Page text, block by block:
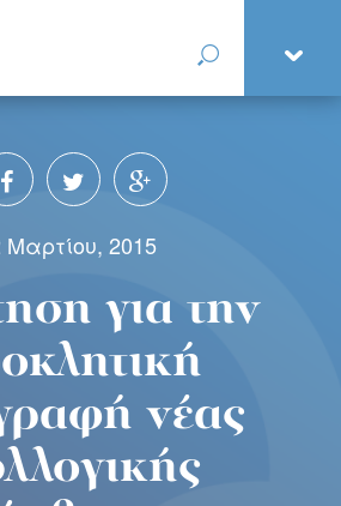
Μαρτίου, 2015
για την
νέας